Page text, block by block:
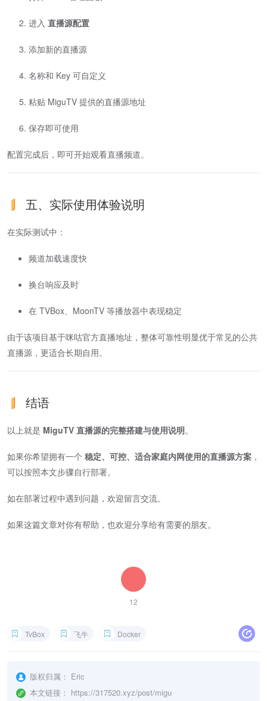
进入 直播源配置
添加新的直播源
名称和 Key 可自定义
粘贴 MiguTV 提供的直播源地址
保存即可使用
配置完成后，即可开始观看直播频道。
五、实际使用体验说明
在实际测试中：
频道加载速度快
换台响应及时
在 TVBox、MoonTV 等播放器中表现稳定
由于该项目基于咪咕官方直播地址，整体可靠性明显优于常见的公共
直播源，更适合长期自用。
结语
以上就是 MiguTV 直播源的完整搭建与使用说明。
如果你希望拥有一个 稳定、可控、适合家庭内网使用的直播源方案 ，
可以按照本文步骤自行部署。
如在部署过程中遇到问题，欢迎留言交流。
如果这篇文章对你有帮助，也欢迎分享给有需要的朋友。
12
TvBox 飞牛 Docker
版权归属： Eric
本文链接： https://317520.xyz/post/migu